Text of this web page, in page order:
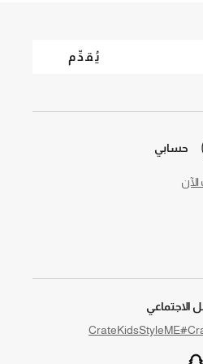
يُقدِّم
حسابي
الاجتماعي
#CrateKidsStyleME